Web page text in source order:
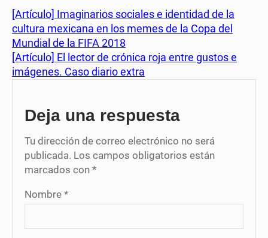
[Artículo] Imaginarios sociales e identidad de la
cultura mexicana en los memes de la Copa del
Mundial de la FIFA 2018
[Artículo] El lector de crónica roja entre gustos e
imágenes. Caso diario extra
Deja una respuesta
Tu dirección de correo electrónico no será
publicada. Los campos obligatorios están
marcados con *
Nombre *